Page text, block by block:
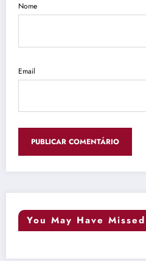
Nome
Email
You May Have Missed